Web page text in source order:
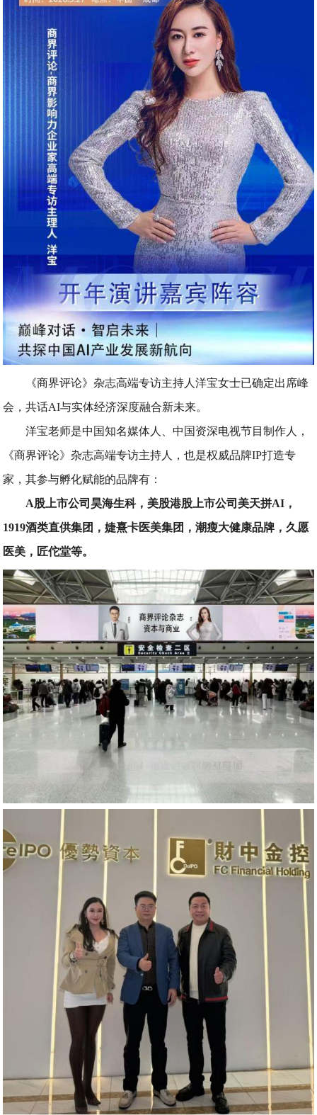
《商界评论》杂志高端专访主持人洋宝女士已确定出席峰
会，共话AI与实体经济深度融合新未来。
洋宝老师是中国知名媒体人、中国资深电视节目制作人，
《商界评论》杂志高端专访主持人，也是权威品牌IP打造专
家，其参与孵化赋能的品牌有：
A股上市公司昊海生科，美股港股上市公司美天拼AI，
1919酒类直供集团，婕熹卡医美集团，潮瘦大健康品牌，久愿
医美，匠佗堂等。